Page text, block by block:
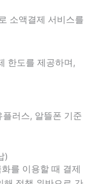
소액결제 서비스를
한도를 제공하며,
러스, 알뜰폰 기준
)
를 이용할 때 결제